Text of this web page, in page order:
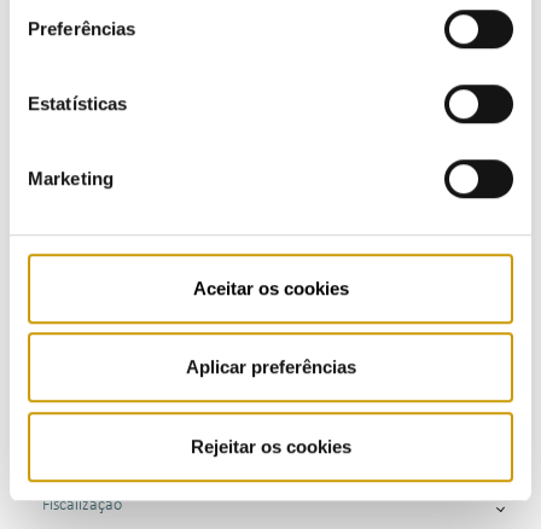
Preferências
Estatísticas
Marketing
Aceitar os cookies
Aplicar preferências
Rejeitar os cookies
Regulamentação
Regulamento - mobilidade elétrica
Regulamentos - combustíveis e GPL
Fiscalização